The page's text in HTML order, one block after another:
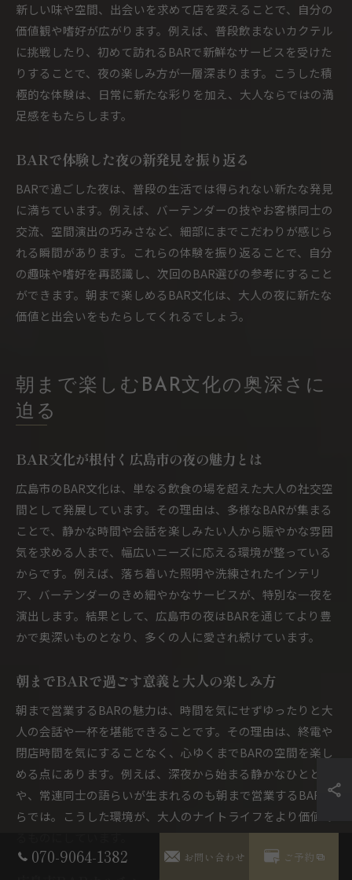
新しい味や空間、出会いを求めて店を変えることで、自分の
価値観や嗜好が広がります。例えば、普段飲まないカクテル
に挑戦したり、初めて訪れるBARで新鮮なサービスを受けた
りすることで、夜の楽しみ方が一層深まります。こうした積
極的な体験は、日常に新たな彩りを加え、大人ならではの満
足感をもたらします。
BARで体験した夜の新発見を振り返る
BARで過ごした夜は、普段の生活では得られない新たな発見
に満ちています。例えば、バーテンダーの技やお客様同士の
交流、空間演出の巧みさなど、細部にまでこだわりが感じら
れる瞬間があります。これらの体験を振り返ることで、自分
の趣味や嗜好を再認識し、次回のBAR選びの参考にすること
ができます。朝まで楽しめるBAR文化は、大人の夜に新たな
価値と出会いをもたらしてくれるでしょう。
朝まで楽しむBAR文化の奥深さに
迫る
BAR文化が根付く広島市の夜の魅力とは
広島市のBAR文化は、単なる飲食の場を超えた大人の社交空
間として発展しています。その理由は、多様なBARが集まる
ことで、静かな時間や会話を楽しみたい人から賑やかな雰囲
気を求める人まで、幅広いニーズに応える環境が整っている
からです。例えば、落ち着いた照明や洗練されたインテリ
ア、バーテンダーのきめ細やかなサービスが、特別な一夜を
演出します。結果として、広島市の夜はBARを通じてより豊
かで奥深いものとなり、多くの人に愛され続けています。
朝までBARで過ごす意義と大人の楽しみ方
朝まで営業するBARの魅力は、時間を気にせずゆったりと大
人の会話や一杯を堪能できることです。その理由は、終電や
閉店時間を気にすることなく、心ゆくまでBARの空間を楽し
める点にあります。例えば、深夜から始まる静かなひととき
や、常連同士の語らいが生まれるのも朝まで営業するBARな
らでは。こうした環境が、大人のナイトライフをより価値あ
070-9064-1382 お問い合わせ ご予約